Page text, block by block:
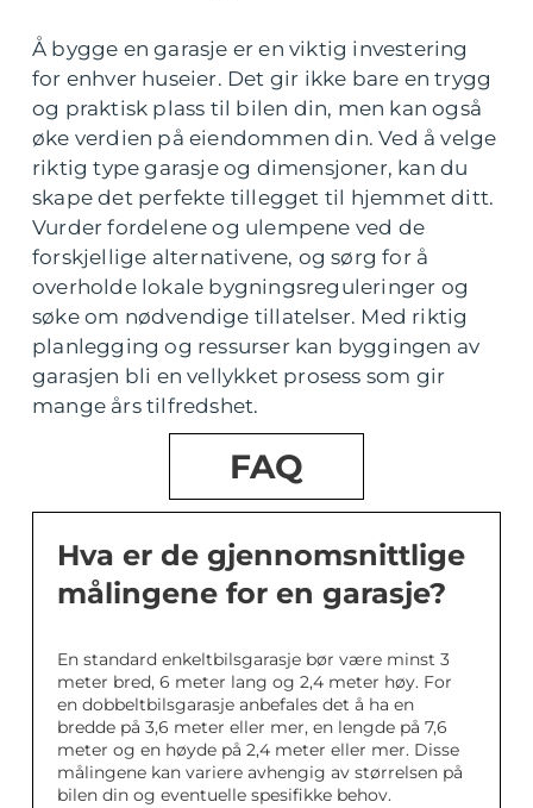
Å bygge en garasje er en viktig investering
for enhver huseier. Det gir ikke bare en trygg
og praktisk plass til bilen din, men kan også
øke verdien på eiendommen din. Ved å velge
riktig type garasje og dimensjoner, kan du
skape det perfekte tillegget til hjemmet ditt.
Vurder fordelene og ulempene ved de
forskjellige alternativene, og sørg for å
overholde lokale bygningsreguleringer og
søke om nødvendige tillatelser. Med riktig
planlegging og ressurser kan byggingen av
garasjen bli en vellykket prosess som gir
mange års tilfredshet.
FAQ
Hva er de gjennomsnittlige
målingene for en garasje?
En standard enkeltbilsgarasje bør være minst 3
meter bred, 6 meter lang og 2,4 meter høy. For
en dobbeltbilsgarasje anbefales det å ha en
bredde på 3,6 meter eller mer, en lengde på 7,6
meter og en høyde på 2,4 meter eller mer. Disse
målingene kan variere avhengig av størrelsen på
bilen din og eventuelle spesifikke behov.